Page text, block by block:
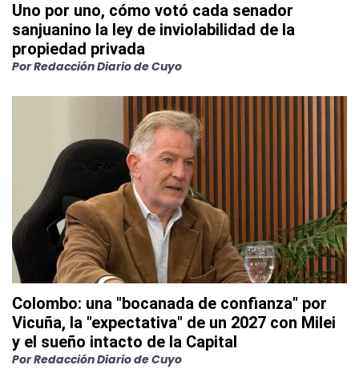
Uno por uno, cómo votó cada senador
sanjuanino la ley de inviolabilidad de la
propiedad privada
PorRedacción Diario de Cuyo
Colombo: una "bocanada de confianza" por
Vicuña, la "expectativa" de un 2027 con Milei
y el sueño intacto de la Capital
PorRedacción Diario de Cuyo